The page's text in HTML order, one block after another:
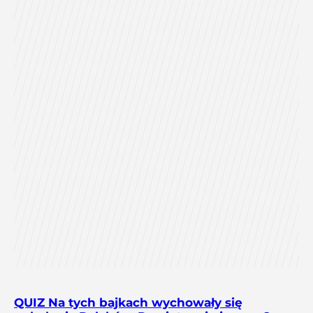
QUIZ Na tych bajkach wychowały się